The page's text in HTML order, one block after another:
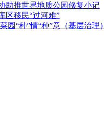
推世界地质公园修复小记
区移民“过河难”
“种”情“种”意（基层治理）